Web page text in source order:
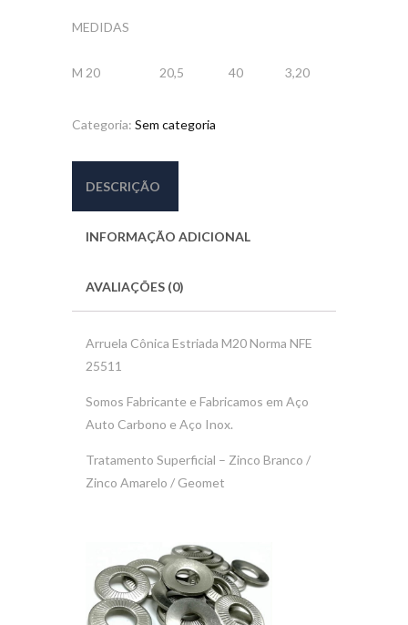
MEDIDAS
M 20 20,5 40 3,20
Categoria: Sem categoria
DESCRIÇÃO
INFORMAÇÃO ADICIONAL
AVALIAÇÕES (0)
Arruela Cônica Estriada M20 Norma NFE
25511
Somos Fabricante e Fabricamos em Aço
Auto Carbono e Aço Inox.
Tratamento Superficial – Zinco Branco /
Zinco Amarelo / Geomet